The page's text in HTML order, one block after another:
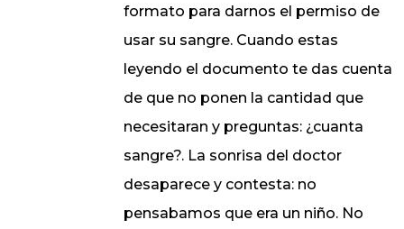
formato para darnos el permiso de
usar su sangre. Cuando estas
leyendo el documento te das cuenta
de que no ponen la cantidad que
necesitaran y preguntas: ¿cuanta
sangre?. La sonrisa del doctor
desaparece y contesta: no
pensabamos que era un niño. No